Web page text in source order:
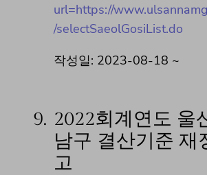
url=https://
/selectSaeolGosiList.do
작성일: 2023-08-18 ~
9. 2022회계연도 울
남구 결산기준 재
고